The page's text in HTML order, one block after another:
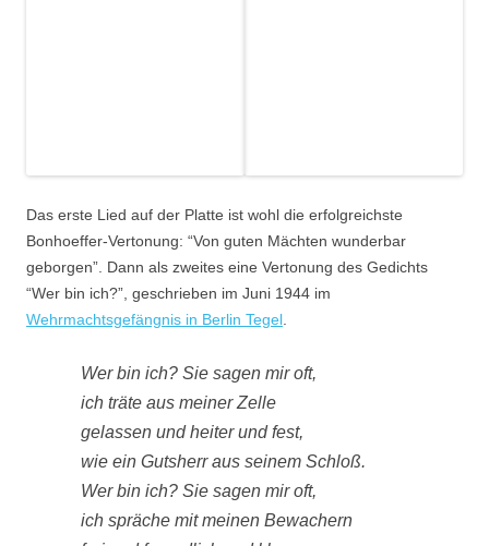
cat > "$WORKDIR/README-backup.txt" <<EOT
📦 Mastodon-Backup
Account: $ACCOUNT
Erstellt: $(date --iso-8601=seconds)
Enthalten:
- JSON-Archiv(e)
- heruntergeladene Medien für statuses/favourites/
- Text-Exporte (normal + reverse)
- HTML-Exporte
- Report
- ggf. Zusatzlisten
- Token-/Secret-Dateien
Das erste Lied auf der Platte ist wohl die erfolgreichste
Bonhoeffer-Vertonung: “Von guten Mächten wunderbar
geborgen”. Dann als zweites eine Vertonung des Gedichts
“Wer bin ich?”, geschrieben im Juni 1944 im
Wehrmachtsgefängnis in Berlin Tegel
Wer bin ich? Sie sagen mir oft,
ich träte aus meiner Zelle
gelassen und heiter und fest,
wie ein Gutsherr aus seinem Schloß.
Wer bin ich? Sie sagen mir oft,
ich spräche mit meinen Bewachern